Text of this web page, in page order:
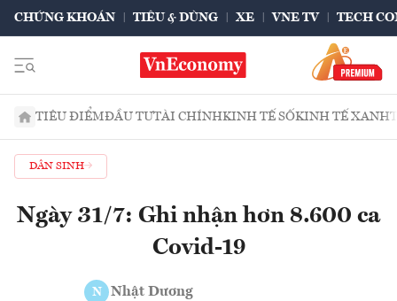
CHỨNG KHOÁN TIÊU & DÙNG XE VNE TV TECH
TIÊU ĐIỂMĐẦU TƯTÀI CHÍNHKINH TẾ SỐKINH TẾ XANH
DÂN SINH
Ngày 31/7: Ghi nhận hơn 8.600 ca
Covid-19
N Nhật Dương